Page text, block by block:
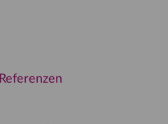
Referenzen